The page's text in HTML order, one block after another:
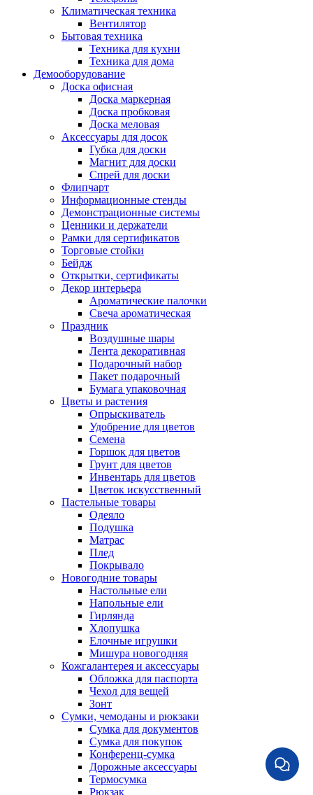
Климатическая техника
Вентилятор
Бытовая техника
Техника для кухни
Техника для дома
Демооборудование
Доска офисная
Доска маркерная
Доска пробковая
Доска меловая
Аксессуары для досок
Губка для доски
Магнит для доски
Спрей для доски
Флипчарт
Информационные стенды
Демонстрационные системы
Ценники и держатели
Рамки для сертификатов
Торговые стойки
Бейдж
Открытки, сертификаты
Декор интерьера
Ароматические палочки
Свеча ароматическая
Праздник
Воздушные шары
Лента декоративная
Подарочный набор
Пакет подарочный
Бумага упаковочная
Цветы и растения
Опрыскиватель
Удобрение для цветов
Семена
Горшок для цветов
Грунт для цветов
Инвентарь для цветов
Цветок искусственный
Пастельные товары
Одеяло
Подушка
Матрас
Плед
Покрывало
Новогодние товары
Настольные ели
Напольные ели
Гирлянда
Хлопушка
Елочные игрушки
Мишура новогодняя
Кожгалантерея и аксессуары
Обложка для паспорта
Чехол для вещей
Зонт
Сумки, чемоданы и рюкзаки
Сумка для документов
Сумка для покупок
Конференц-сумка
Дорожные аксессуары
Термосумка
Рюкзак